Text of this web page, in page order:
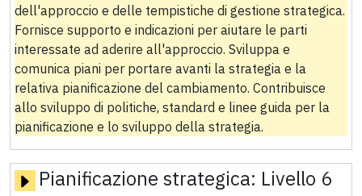
dell'approccio e delle tempistiche di gestione strategica.
Fornisce supporto e indicazioni per aiutare le parti
interessate ad aderire all'approccio. Sviluppa e
comunica piani per portare avanti la strategia e la
relativa pianificazione del cambiamento. Contribuisce
allo sviluppo di politiche, standard e linee guida per la
pianificazione e lo sviluppo della strategia.
Pianificazione strategica: Livello 6